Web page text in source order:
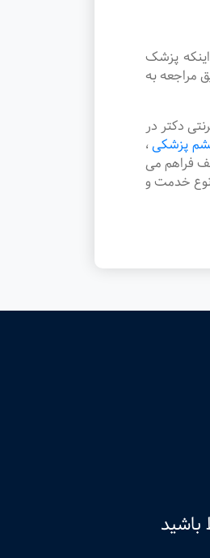
پزشک
مراجعه به
دکتر در
پزشکی،
فراهم می
نوع خدمت و
باشید